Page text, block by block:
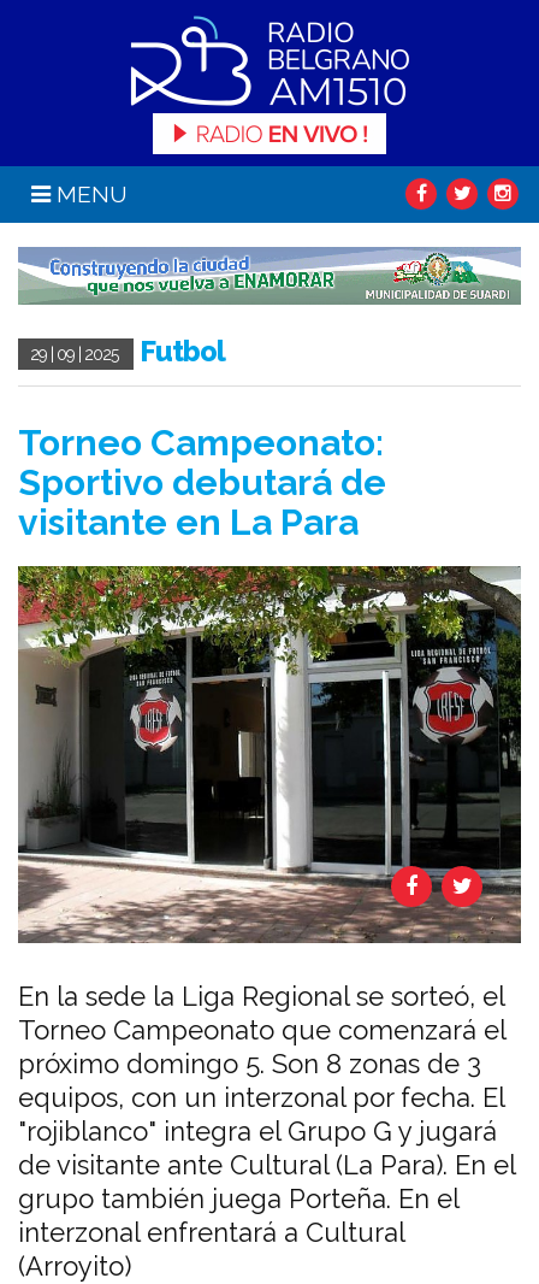
MENU
29 | 09 | 2025 Futbol
Torneo Campeonato:
Sportivo debutará de
visitante en La Para
En la sede la Liga Regional se sorteó, el
Torneo Campeonato que comenzará el
próximo domingo 5. Son 8 zonas de 3
equipos, con un interzonal por fecha. El
"rojiblanco" integra el Grupo G y jugará
de visitante ante Cultural (La Para). En el
grupo también juega Porteña. En el
interzonal enfrentará a Cultural
(Arroyito)